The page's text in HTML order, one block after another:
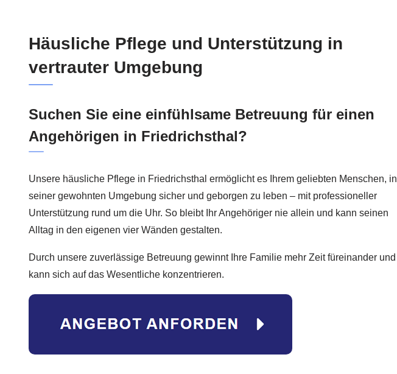
Häusliche Pflege und Unterstützung in
vertrauter Umgebung
Suchen Sie eine einfühlsame Betreuung für einen
Angehörigen in Friedrichsthal?
Unsere häusliche Pflege in Friedrichsthal ermöglicht es Ihrem geliebten Menschen, in
seiner gewohnten Umgebung sicher und geborgen zu leben – mit professioneller
Unterstützung rund um die Uhr. So bleibt Ihr Angehöriger nie allein und kann seinen
Alltag in den eigenen vier Wänden gestalten.
Durch unsere zuverlässige Betreuung gewinnt Ihre Familie mehr Zeit füreinander und
kann sich auf das Wesentliche konzentrieren.